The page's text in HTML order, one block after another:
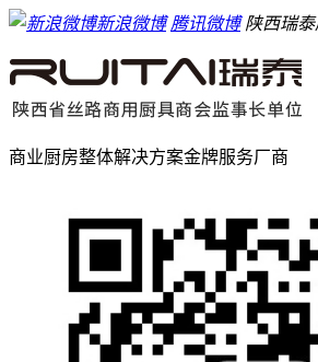
新浪微博 腾讯微博 陕西瑞泰
商业厨房整体解决方案金牌服务厂商